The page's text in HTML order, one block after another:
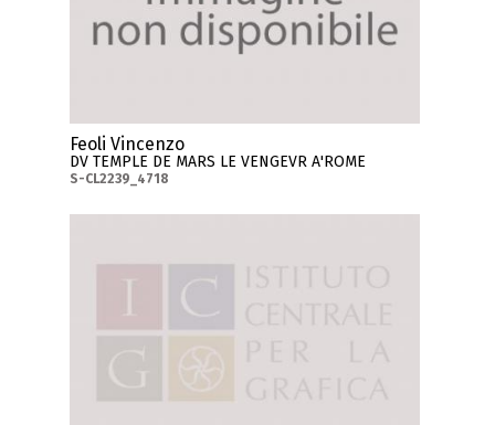
Feoli Vincenzo
DV TEMPLE DE MARS LE VENGEVR A'ROME
S-CL2239_4718